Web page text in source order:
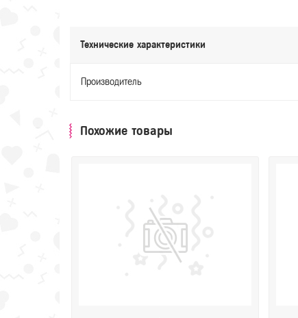
Технические характеристики
Производитель
Похожие товары